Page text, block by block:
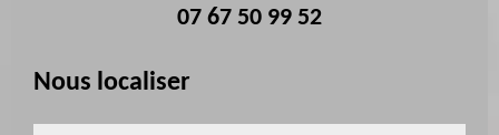
07 67 50 99 52
Nous localiser